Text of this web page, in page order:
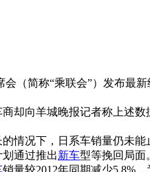
（简称“乘联会”）发布最
却向羊城晚报记者称上述数
情况下，日系车销量仍未
通过推出新车型等挽回局面
销量较2012年同期减少5.8%